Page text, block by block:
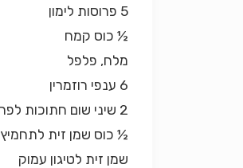
5 פרוסות לימון
½ כוס קמח
מלח, פלפל
6 ענפי רוזמרין
2 שיני שום חתוכות לפרוסות
½ כוס שמן זית לתחמיץ
שמן זית לטיגון עמוק